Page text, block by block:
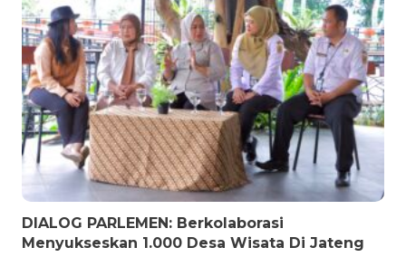
DIALOG PARLEMEN: Berkolaborasi
Menyukseskan 1.000 Desa Wisata Di Jateng